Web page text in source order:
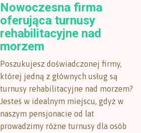
Nowoczesna firma
oferująca turnusy
rehabilitacyjne nad
morzem
Poszukujesz doświadczonej firmy,
której jedną z głównych usług są
turnusy rehabilitacyjne nad morzem?
Jesteś w idealnym miejscu, gdyż w
naszym pensjonacie od lat
prowadzimy różne turnusy dla osób